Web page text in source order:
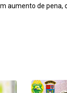
aumento de pena,